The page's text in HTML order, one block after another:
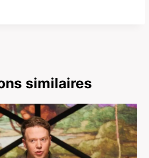
similaires